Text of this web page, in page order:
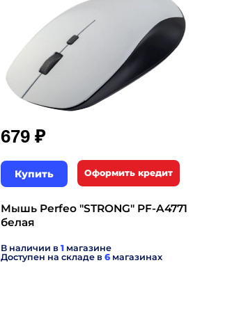
679 ₽
Купить Оформить кредит
Мышь Perfeo "STRONG" PF-A4771
белая
В наличии в 1 магазине
Доступен на складе в 6 магазинах